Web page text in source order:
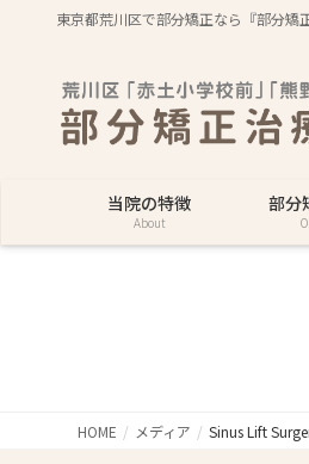
東京都荒川区で部分矯正なら『部分矯
当院の特徴
About
部分
HOME メディア Sinus Lift